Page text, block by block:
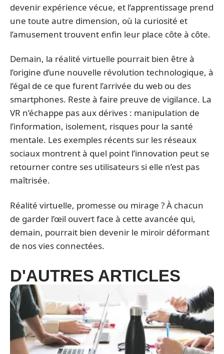
devenir expérience vécue, et l’apprentissage prend
une toute autre dimension, où la curiosité et
l’amusement trouvent enfin leur place côte à côte.
Demain, la réalité virtuelle pourrait bien être à
l’origine d’une nouvelle révolution technologique, à
l’égal de ce que furent l’arrivée du web ou des
smartphones. Reste à faire preuve de vigilance. La
VR n’échappe pas aux dérives : manipulation de
l’information, isolement, risques pour la santé
mentale. Les exemples récents sur les réseaux
sociaux montrent à quel point l’innovation peut se
retourner contre ses utilisateurs si elle n’est pas
maîtrisée.
Réalité virtuelle, promesse ou mirage ? À chacun
de garder l’œil ouvert face à cette avancée qui,
demain, pourrait bien devenir le miroir déformant
de nos vies connectées.
D'AUTRES ARTICLES